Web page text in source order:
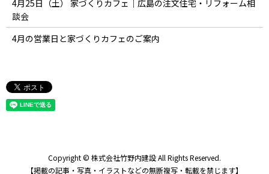
4月25日（土） 家づくりカフェ｜広島の注文住宅・リフォーム相
談会
4月の営業日と家づくりカフェのご案内
Copyright © 株式会社竹野内建設 All Rights Reserved.
【掲載の記事・写真・イラストなどの無断複写・転載を禁じます】